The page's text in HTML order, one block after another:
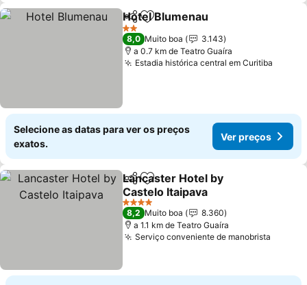
PartilharAdicionar aos favoritos
Hotel Blumenau
2 Estrelas
8,0 Muito boa
3.143
a 0.7 km de Teatro Guaíra
Estadia histórica central em Curitiba
Selecione as datas para ver os preços
exatos.
Ver preços
PartilharAdicionar aos favoritos
Lancaster Hotel by
Castelo Itaipava
Ver preços
4 Estrelas
8,2 Muito boa
8.360
a 1.1 km de Teatro Guaíra
Serviço conveniente de manobrista